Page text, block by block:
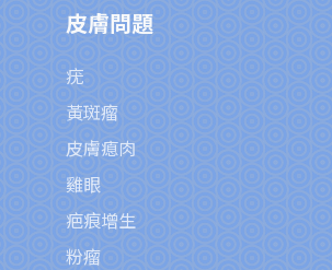
皮膚問題
疣
黃斑瘤
皮膚瘜肉
雞眼
疤痕增生
粉瘤